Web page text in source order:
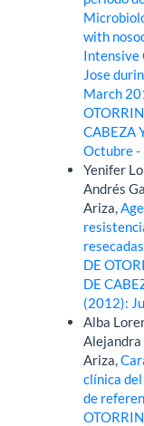
with
Intensive
Jose
March
CABEZA
Octubre -
Yenifer
Andrés
Ariza,
DE
DE
(2012):
Alba
Alejandra
Ariza,
clínica
de